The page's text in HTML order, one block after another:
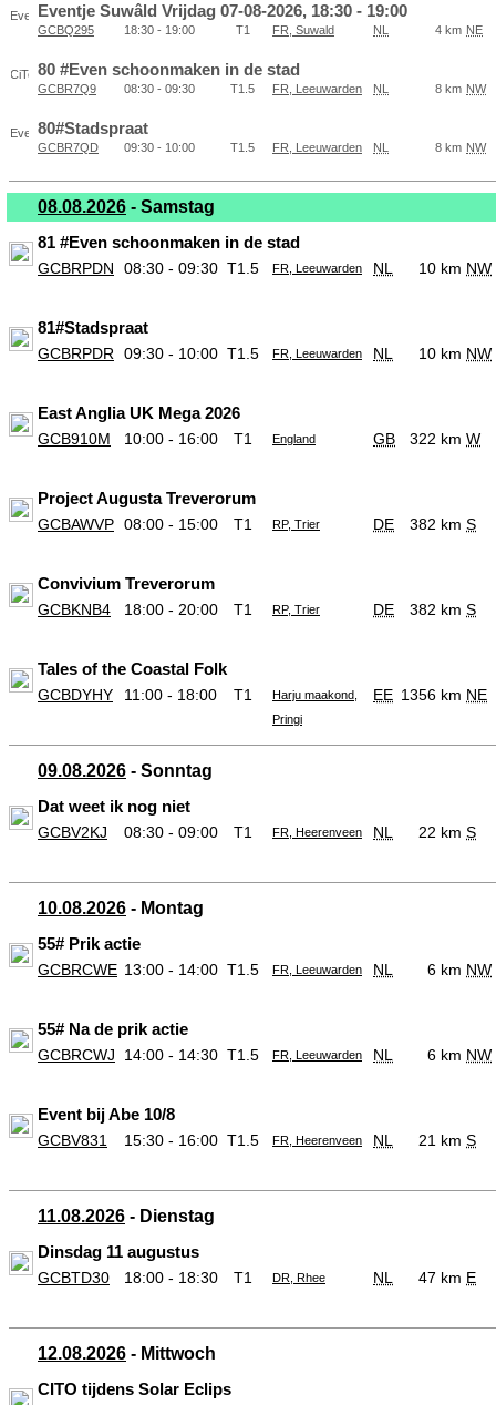
Eventje Suwâld Vrijdag 07-08-2026, 18:30 - 19:00
GCBQ295 18:30 - 19:00 T1 FR, Suwald NL 4 km NE
80 #Even schoonmaken in de stad
GCBR7Q9 08:30 - 09:30 T1.5 FR, Leeuwarden NL 8 km NW
80#Stadspraat
GCBR7QD 09:30 - 10:00 T1.5 FR, Leeuwarden NL 8 km NW
08.08.2026 - Samstag
81 #Even schoonmaken in de stad
GCBRPDN 08:30 - 09:30 T1.5 FR, Leeuwarden NL 10 km NW
81#Stadspraat
GCBRPDR 09:30 - 10:00 T1.5 FR, Leeuwarden NL 10 km NW
East Anglia UK Mega 2026
GCB910M 10:00 - 16:00 T1 England GB 322 km W
Project Augusta Treverorum
GCBAWVP 08:00 - 15:00 T1 RP, Trier DE 382 km S
Convivium Treverorum
GCBKNB4 18:00 - 20:00 T1 RP, Trier DE 382 km S
Tales of the Coastal Folk
GCBDYHY 11:00 - 18:00 T1
Harju maakond,
Pringi
EE 1356 km NE
09.08.2026 - Sonntag
Dat weet ik nog niet
GCBV2KJ 08:30 - 09:00 T1 FR, Heerenveen NL 22 km S
10.08.2026 - Montag
55# Prik actie
GCBRCWE 13:00 - 14:00 T1.5 FR, Leeuwarden NL 6 km NW
55# Na de prik actie
GCBRCWJ 14:00 - 14:30 T1.5 FR, Leeuwarden NL 6 km NW
Event bij Abe 10/8
GCBV831 15:30 - 16:00 T1.5 FR, Heerenveen NL 21 km S
11.08.2026 - Dienstag
Dinsdag 11 augustus
GCBTD30 18:00 - 18:30 T1 DR, Rhee NL 47 km E
12.08.2026 - Mittwoch
CITO tijdens Solar Eclips